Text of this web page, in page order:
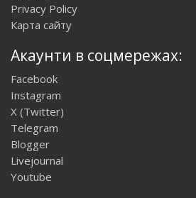
Privacy Policy
Карта сайту
Акаунти в соцмережах:
Facebook
Instagram
X (Twitter)
Telegram
Blogger
Livejournal
Youtube